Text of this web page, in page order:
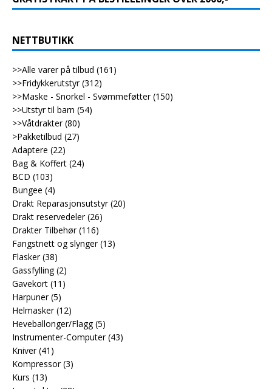
NETTBUTIKK
>>Alle varer på tilbud (161)
>>Fridykkerutstyr (312)
>>Maske - Snorkel - Svømmeføtter (150)
>>Utstyr til barn (54)
>>Våtdrakter (80)
>Pakketilbud (27)
Adaptere (22)
Bag & Koffert (24)
BCD (103)
Bungee (4)
Drakt Reparasjonsutstyr (20)
Drakt reservedeler (26)
Drakter Tilbehør (116)
Fangstnett og slynger (13)
Flasker (38)
Gassfylling (2)
Gavekort (11)
Harpuner (5)
Helmasker (12)
Heveballonger/Flagg (5)
Instrumenter-Computer (43)
Kniver (41)
Kompressor (3)
Kurs (13)